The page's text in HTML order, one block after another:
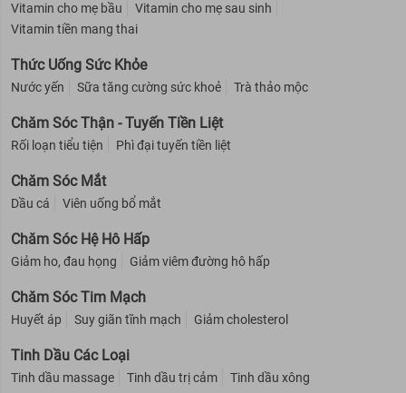
Vitamin cho mẹ bầu
Vitamin cho mẹ sau sinh
Vitamin tiền mang thai
Thức Uống Sức Khỏe
Nước yến Sữa tăng cường sức khoẻ Trà thảo mộc
Chăm Sóc Thận - Tuyến Tiền Liệt
Rối loạn tiểu tiện Phì đại tuyến tiền liệt
Chăm Sóc Mắt
Dầu cá Viên uống bổ mắt
Chăm Sóc Hệ Hô Hấp
Giảm ho, đau họng Giảm viêm đường hô hấp
Chăm Sóc Tim Mạch
Huyết áp Suy giãn tĩnh mạch Giảm cholesterol
Tinh Dầu Các Loại
Tinh dầu massage Tinh dầu trị cảm Tinh dầu xông